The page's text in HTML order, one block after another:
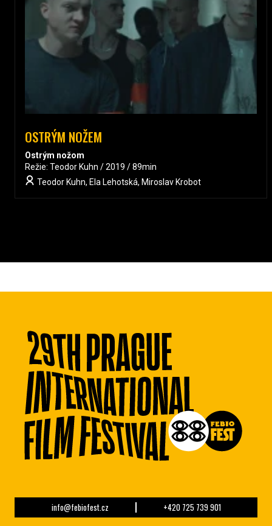
OSTRÝM NOŽEM
Ostrým nožom
Režie: Teodor Kuhn / 2019 / 89min
Teodor Kuhn, Ela Lehotská, Miroslav Krobot
info@febiofest.cz +420 725 739 901